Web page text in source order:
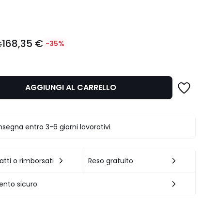
168,35 € -35%
AGGIUNGI AL CARRELLO
entro 3-6 giorni lavorativi
o rimborsati Reso gratuito
sicuro